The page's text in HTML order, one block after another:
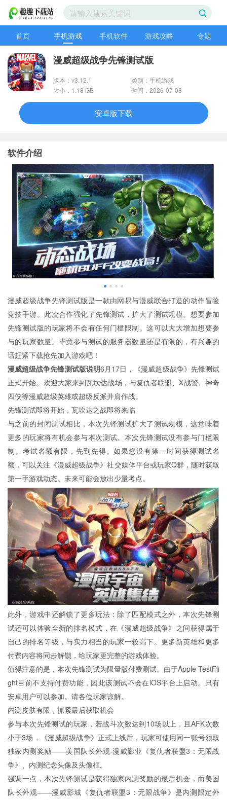
首页 手机游戏 手机软件 游戏攻略 专题
漫威超级战争先锋测试版
版本：v3.12.1
类别：手机游戏
大小：1.18 GB
时间：2026-07-08
安卓版下载
软件介绍
漫威超级战争先锋测试版是一款由网易与漫威联合打造的动作冒险
竞技手游。此次合作强化了先锋测试，扩大了测试规模。想要参加
先锋测试版的玩家将不会有任何门槛限制。这可以大大增加想要参
与的玩家数量。毕竟参与测试的服务器数量还是有限的，有兴趣的
话赶紧下载抢先加入游戏吧！
漫威超级战争先锋测试版说明6月17日，《漫威超级战争》先锋测试
正式开始。欢迎大家来到瓦坎达战场，与复仇者联盟、X战警、神奇
四侠等漫威超级英雄或超级反派并肩作战。
先锋测试即将开始，瓦坎达之战即将来临
与之前的封闭测试相比，本次先锋测试扩大了测试规模，这意味着
更多的玩家将有机会参与本次测试。本次先锋测试没有参与门槛限
制。考试名额有限，先到先得。如果您没有第一时间获得测试名
额，可以关注《漫威超级战争》社交媒体平台或玩家Q群，随时获取
第一手游戏动态。未来可能会放出少量考点。
此外，游戏中还解锁了更多玩法：除了匹配模式之外，本次先锋测
试还可以体验全新的排名模式，在《漫威超级战争》之间获得属于
自己的排名等级，与实力相当的玩家一较高下。更多新英雄和更多
付费内容将同步解锁，给玩家更完整的游戏体验。
值得注意的是，本次先锋测试为限量版付费测试。由于Apple TestFli
ght目前不支持付费功能，因此该测试不会在iOS平台上启动。只有
安卓用户可以参加。请各位玩家谅解。
内测皮肤有限，抓紧最后获取机会
参与本次先锋测试的玩家，若战斗次数达到10场以上，且AFK次数
小于3场，《漫威超级战争》正式上线后，玩家可使用同一账号领取
独家内测奖励——美国队长外观-漫威影业《复仇者联盟3：无限战
争》、内测纪念头像及头像框。
强调一点，本次先锋测试是获得独家内测奖励的最后机会，而美国
队长外观——漫威影城《复仇者联盟3：无限战争》是内测限定外